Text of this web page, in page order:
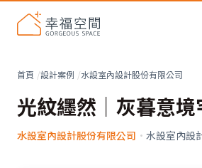
首頁 設計案例 水設室內設計股份有限公司
光紋纆然｜灰暮意
水設室內設計股份有限公司 · 水設室內設